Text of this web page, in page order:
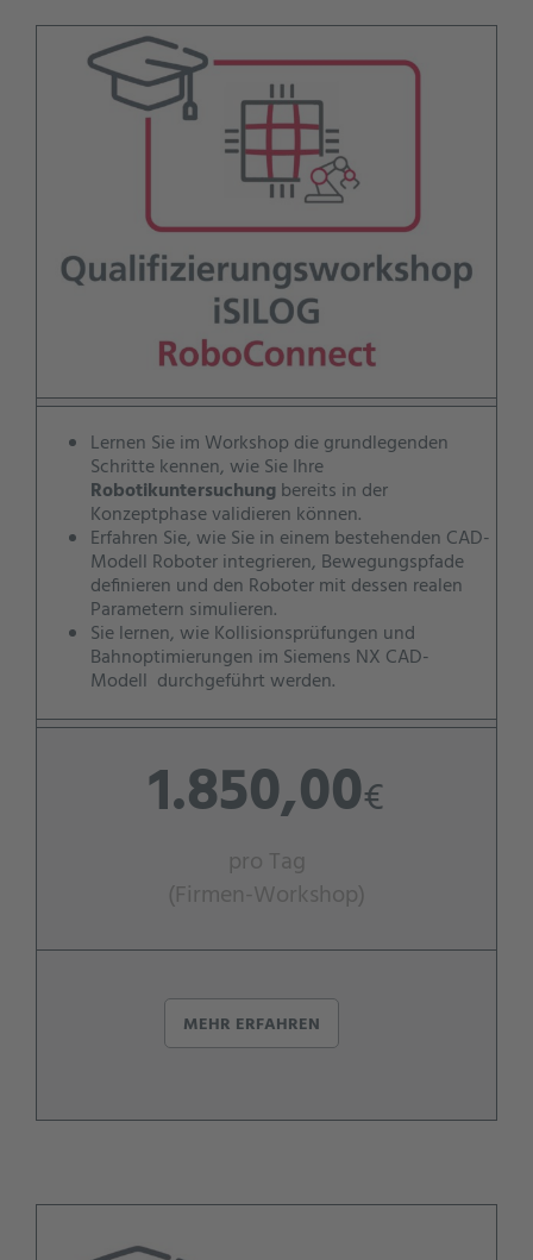
Lernen Sie im Workshop die grundlegenden
Schritte kennen, wie Sie Ihre
Robotikuntersuchungbereits in der
Konzeptphase validieren können.
Erfahren Sie, wie Sie in einem bestehenden CAD-
Modell Roboter integrieren, Bewegungspfade
definieren und den Roboter mit dessen realen
Parametern simulieren.
Sie lernen, wie Kollisionsprüfungen und
Bahnoptimierungen im Siemens NX CAD-
Modell durchgeführt werden.
1.850,00€
pro Tag
(Firmen-Workshop)
MEHR ERFAHREN